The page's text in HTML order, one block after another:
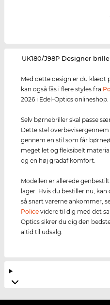
‌UK180/J98P Designer
Med dette design er du klædt
kan også fås i flere styles fra
2026 i Edel-Optics onlineshop.
Selv børnebriller skal passe
Dette stel
gennem en stil som får
meget let og fleksibelt
og en høj gradaf komfort.
Modellen er allerede
lager. Hvis du bestiller nu,
så snart varerne ankommer,
Police videre til dig med det
Optics sikrer du dig den
altid til udsalg.